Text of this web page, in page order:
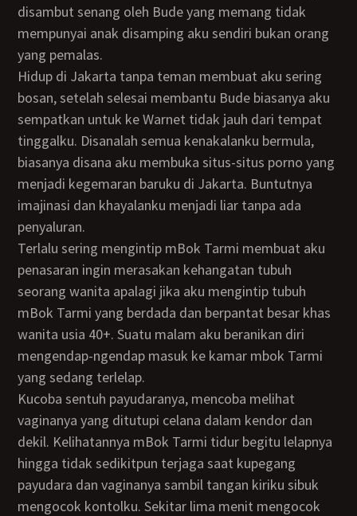
disambut senang oleh Bude yang memang tidak
mempunyai anak disamping aku sendiri bukan orang
yang pemalas.
Hidup di Jakarta tanpa teman membuat aku sering
bosan, setelah selesai membantu Bude biasanya aku
sempatkan untuk ke Warnet tidak jauh dari tempat
tinggalku. Disanalah semua kenakalanku bermula,
biasanya disana aku membuka situs-situs porno yang
menjadi kegemaran baruku di Jakarta. Buntutnya
imajinasi dan khayalanku menjadi liar tanpa ada
penyaluran.
Terlalu sering mengintip mBok Tarmi membuat aku
penasaran ingin merasakan kehangatan tubuh
seorang wanita apalagi jika aku mengintip tubuh
mBok Tarmi yang berdada dan berpantat besar khas
wanita usia 40+. Suatu malam aku beranikan diri
mengendap-ngendap masuk ke kamar mbok Tarmi
yang sedang terlelap.
Kucoba sentuh payudaranya, mencoba melihat
vaginanya yang ditutupi celana dalam kendor dan
dekil. Kelihatannya mBok Tarmi tidur begitu lelapnya
hingga tidak sedikitpun terjaga saat kupegang
payudara dan vaginanya sambil tangan kiriku sibuk
mengocok kontolku. Sekitar lima menit mengocok